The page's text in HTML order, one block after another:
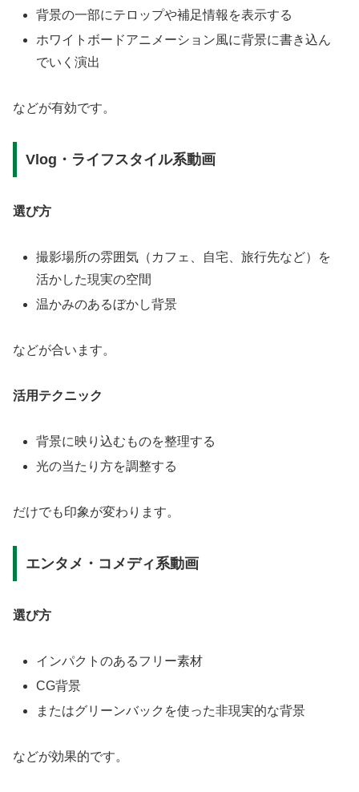
背景の一部にテロップや補足情報を表示する
ホワイトボードアニメーション風に背景に書き込ん
でいく演出
などが有効です。
Vlog・ライフスタイル系動画
選び方
撮影場所の雰囲気（カフェ、自宅、旅行先など）を
活かした現実の空間
温かみのあるぼかし背景
などが合います。
活用テクニック
背景に映り込むものを整理する
光の当たり方を調整する
だけでも印象が変わります。
エンタメ・コメディ系動画
選び方
インパクトのあるフリー素材
CG背景
またはグリーンバックを使った非現実的な背景
などが効果的です。